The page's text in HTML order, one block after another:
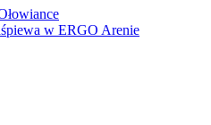
w ERGO Arenie